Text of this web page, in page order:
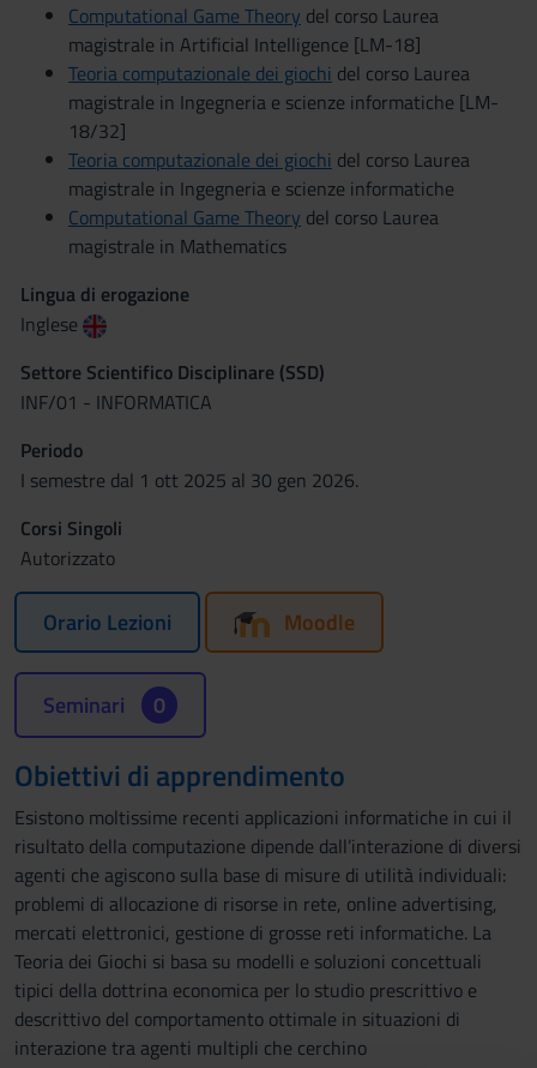
Computational Game Theory del corso Laurea
magistrale in Artificial Intelligence [LM-18]
Teoria computazionale dei giochi del corso Laurea
magistrale in Ingegneria e scienze informatiche [LM-
18/32]
Teoria computazionale dei giochi del corso Laurea
magistrale in Ingegneria e scienze informatiche
Computational Game Theory del corso Laurea
magistrale in Mathematics
Lingua di erogazione
Inglese
Settore Scientifico Disciplinare (SSD)
INF/01 - INFORMATICA
Periodo
I semestre dal 1 ott 2025 al 30 gen 2026.
Corsi Singoli
Autorizzato
Orario Lezioni Moodle
Seminari 0
Obiettivi di apprendimento
Esistono moltissime recenti applicazioni informatiche in cui il
risultato della computazione dipende dall’interazione di diversi
agenti che agiscono sulla base di misure di utilità individuali:
problemi di allocazione di risorse in rete, online advertising,
mercati elettronici, gestione di grosse reti informatiche. La
Teoria dei Giochi si basa su modelli e soluzioni concettuali
tipici della dottrina economica per lo studio prescrittivo e
descrittivo del comportamento ottimale in situazioni di
interazione tra agenti multipli che cerchino